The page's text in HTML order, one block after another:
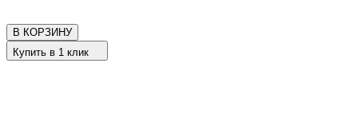
В КОРЗИНУ
Купить в 1 клик